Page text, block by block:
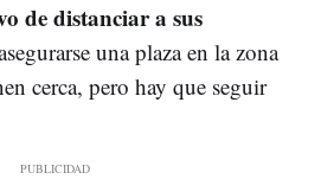
de distanciar a sus
una plaza en la zona
cerca, pero hay que seguir